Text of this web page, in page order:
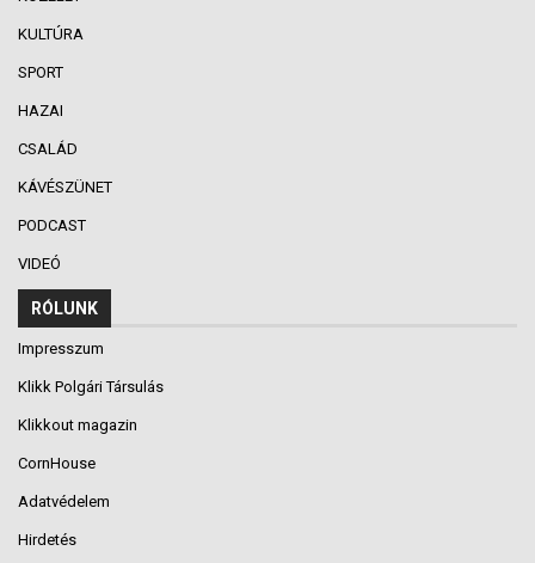
KULTÚRA
SPORT
HAZAI
CSALÁD
KÁVÉSZÜNET
PODCAST
VIDEÓ
RÓLUNK
Impresszum
Klikk Polgári Társulás
Klikkout magazin
CornHouse
Adatvédelem
Hirdetés